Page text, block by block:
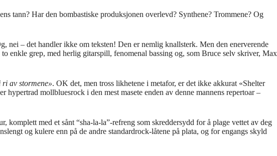
tann? Har den bombastiske produksjonen overlevd? Synthene? Trommene? Og
nei – det handler ikke om teksten! Den er nemlig knallsterk. Men den enerverende
enkle grep, med herlig gitarspill, fenomenal bassing og, som Bruce selv skriver, Max
ri av stormene». OK det, men tross likhetene i metafor, er det ikke akkurat «Shelter
mollbluesrock i den mest masete enden av denne mannens repertoar –
med et sånt “sha-la-la”-refreng som skreddersydd for å plage vettet av deg
og kulere enn på de andre standardrock-låtene på plata, og for engangs skyld